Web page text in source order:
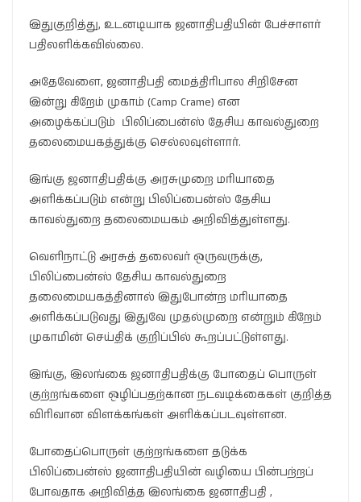
இதுகுறித்து, உடனடியாக ஜனாதிபதியின் பேச்சாளர்
பதிலளிக்கவில்லை.
அதேவேளை, ஜனாதிபதி மைத்திரிபால சிறிசேன
இன்று கிறேம் முகாம் (Camp Crame) என
அழைக்கப்படும் பிலிப்பைன்ஸ் தேசிய காவல்துறை
தலைமையகத்துக்கு செல்லவுள்ளார்.
இங்கு ஜனாதிபதிக்கு அரசுமுறை மரியாதை
அளிக்கப்படும் என்று பிலிப்பைன்ஸ் தேசிய
காவல்துறை தலைமையகம் அறிவித்துள்ளது.
வெளிநாட்டு அரசுத் தலைவர் ஒருவருக்கு,
பிலிப்பைன்ஸ் தேசிய காவல்துறை
தலைமையகத்தினால் இதுபோன்ற மரியாதை
அளிக்கப்படுவது இதுவே முதல்முறை என்றும் கிறேம்
முகாமின் செய்திக் குறிப்பில் கூறப்பட்டுள்ளது.
இங்கு, இலங்கை ஜனாதிபதிக்கு போதைப் பொருள்
குற்றங்களை ஒழிப்பதற்கான நடவடிக்கைகள் குறித்த
விரிவான விளக்கங்கள் அளிக்கப்படவுள்ளன.
போதைப்பொருள் குற்றங்களை தடுக்க
பிலிப்பைன்ஸ் ஜனாதிபதியின் வழியை பின்பற்றப்
போவதாக அறிவித்த இலங்கை ஜனாதிபதி ,